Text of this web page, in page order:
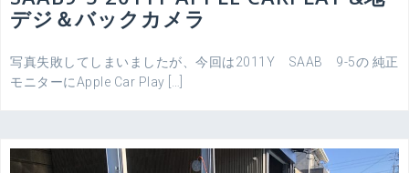
デジ＆バックカメラ
写真失敗してしまいましたが、今回は2011Y SAAB 9-5の 純正
モニターにApple Car Play […]